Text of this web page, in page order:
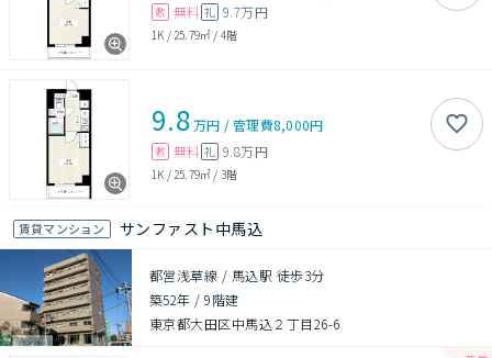
敷 無料 礼 9.7万円
1K / 25.79㎡ / 4階
9.8万円 /管理費8,000円
敷 無料 礼 9.8万円
1K / 25.79㎡ / 3階
賃貸マンション サンファスト中馬込
都営浅草線 / 馬込駅 徒歩3分
築52年 /9階建
東京都大田区中馬込２丁目26-6